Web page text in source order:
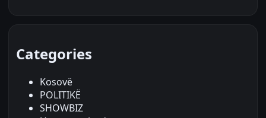
Categories
Kosovë
POLITIKË
SHOWBIZ